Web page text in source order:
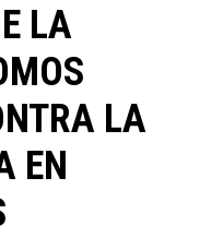
LA
LA
EN